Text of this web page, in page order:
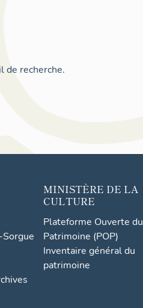
de recherche.
MINISTÈRE DE LA
CULTURE
Plateforme Ouverte du
Patrimoine (POP)
Inventaire général du
patrimoine